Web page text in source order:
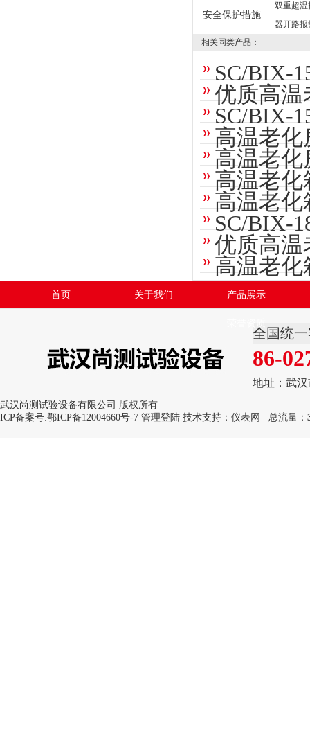
安全保护措施
双重超温
器开路报
相关同类产品：
SC/BIX-
优质高温
SC/BIX-
高温老化
高温老化
高温老化
高温老化
SC/BIX-
优质高温
高温老化
首页 关于我们 产品展示
全国统
86-
地址：武
武汉尚测试验设备有限公司 版权所有
ICP备案号:鄂ICP备12004660号-7 管理登陆 技术支持： 仪表网 总流量：